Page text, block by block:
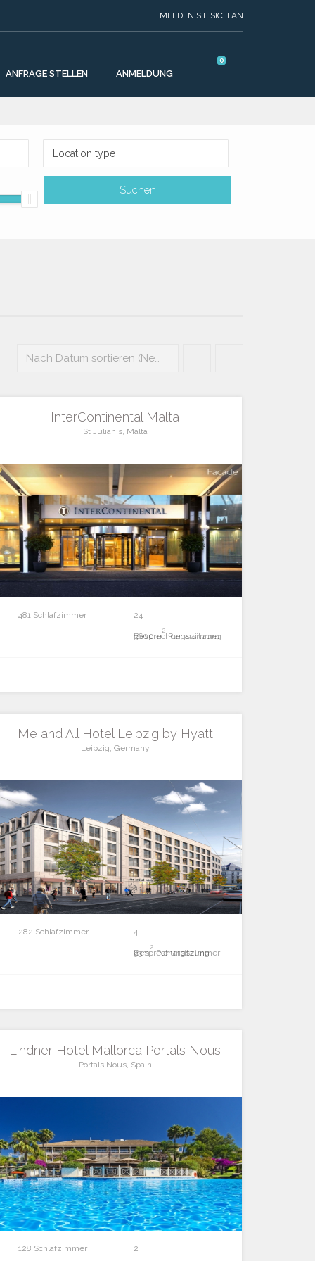
MELDEN SIE SICH AN
ANFRAGE STELLEN ANMELDUNG
0
Location type
Nach Datum sortieren (Neueste zuerst)
InterContinental Malta
St Julian's, Malta
481 Schlafzimmer 24
Besprechungszimmer
3600m
2
Plenarsitzung
Me and All Hotel Leipzig by Hyatt
Leipzig, Germany
282 Schlafzimmer 4
Besprechungszimmer
93m
2
Plenarsitzung
Lindner Hotel Mallorca Portals Nous
Portals Nous, Spain
128 Schlafzimmer 2